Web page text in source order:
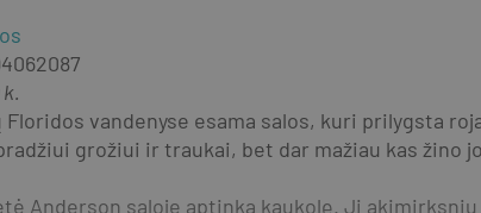
vandenyse esama salos, kuri prilygsta
grožiui ir traukai, bet dar mažiau kas žino
Anderson saloje aptinka kaukolę. Ji